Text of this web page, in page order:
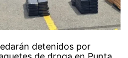
detenidos por